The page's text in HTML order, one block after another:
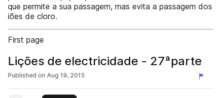
que permite a sua passagem, mas evita a passagem dos
iões de cloro.
First page
Lições de electricidade - 27ªparte
Published on Aug 19, 2015